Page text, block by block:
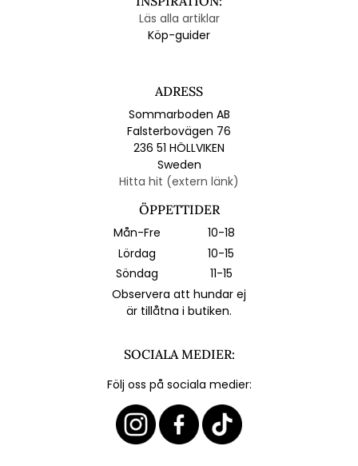
Läs alla artiklar
Köp-guider
ADRESS
Sommarboden AB
Falsterbovägen 76
236 51 HÖLLVIKEN
Sweden
Hitta hit (extern länk)
ÖPPETTIDER
Mån-Fre
10-18
Lördag
10-15
Söndag
11-15
Observera att hundar ej
är tillåtna i butiken.
SOCIALA MEDIER:
Följ oss på sociala medier: